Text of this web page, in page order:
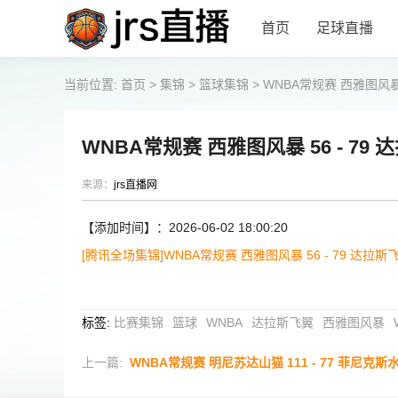
首页 足球直播
当前位置: 首页 > 集锦 > 篮球集锦 > WNBA常规赛 西雅图风
WNBA常规赛 西雅图风暴 56 - 79
来源： jrs直播网
【添加时间】：2026-06-02 18:00:20
[腾讯全场集锦]WNBA常规赛 西雅图风暴 56 - 79 达拉斯
标签: 比赛集锦 篮球 WNBA 达拉斯飞翼 西雅图风暴
上一篇: WNBA常规赛 明尼苏达山猫 111 - 77 菲尼克斯水星 全场集